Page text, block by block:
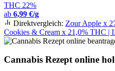
THC 22%
ab 6,99 €/g
Direktvergleich: Zour Apple x
Cookies & Cream x 21,0% THC |
Cannabis Rezept online